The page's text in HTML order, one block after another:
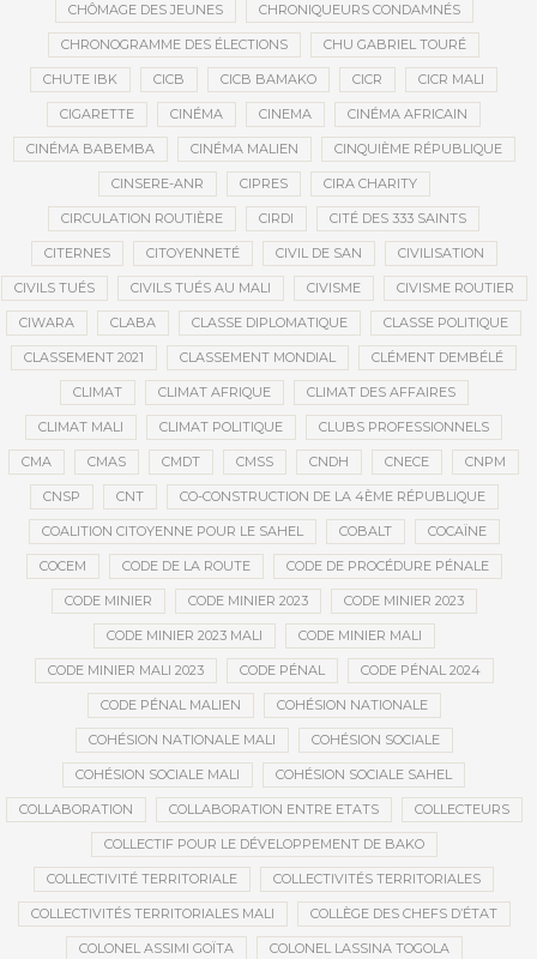
CHÔMAGE DES JEUNES CHRONIQUEURS CONDAMNÉS
CHRONOGRAMME DES ÉLECTIONS CHU GABRIEL TOURÉ
CHUTE IBK CICB CICB BAMAKO CICR CICR MALI
CIGARETTE CINÉMA CINEMA CINÉMA AFRICAIN
CINÉMA BABEMBA CINÉMA MALIEN CINQUIÈME RÉPUBLIQUE
CINSERE-ANR CIPRES CIRA CHARITY
CIRCULATION ROUTIÈRE CIRDI CITÉ DES 333 SAINTS
CITERNES CITOYENNETÉ CIVIL DE SAN CIVILISATION
CIVILS TUÉS CIVILS TUÉS AU MALI CIVISME CIVISME ROUTIER
CIWARA CLABA CLASSE DIPLOMATIQUE CLASSE POLITIQUE
CLASSEMENT 2021 CLASSEMENT MONDIAL CLÉMENT DEMBÉLÉ
CLIMAT CLIMAT AFRIQUE CLIMAT DES AFFAIRES
CLIMAT MALI CLIMAT POLITIQUE CLUBS PROFESSIONNELS
CMA CMAS CMDT CMSS CNDH CNECE CNPM
CNSP CNT CO-CONSTRUCTION DE LA 4ÈME RÉPUBLIQUE
COALITION CITOYENNE POUR LE SAHEL COBALT COCAÏNE
COCEM CODE DE LA ROUTE CODE DE PROCÉDURE PÉNALE
CODE MINIER CODE MINIER 2023 CODE MINIER 2023
CODE MINIER 2023 MALI CODE MINIER MALI
CODE MINIER MALI 2023 CODE PÉNAL CODE PÉNAL 2024
CODE PÉNAL MALIEN COHÉSION NATIONALE
COHÉSION NATIONALE MALI COHÉSION SOCIALE
COHÉSION SOCIALE MALI COHÉSION SOCIALE SAHEL
COLLABORATION COLLABORATION ENTRE ETATS COLLECTEURS
COLLECTIF POUR LE DÉVELOPPEMENT DE BAKO
COLLECTIVITÉ TERRITORIALE COLLECTIVITÉS TERRITORIALES
COLLECTIVITÉS TERRITORIALES MALI COLLÈGE DES CHEFS D’ÉTAT
COLONEL ASSIMI GOÏTA COLONEL LASSINA TOGOLA